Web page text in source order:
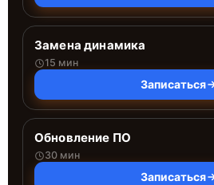
Замена динамика
15 мин
Записаться
Обновление ПО
30 мин
Записаться